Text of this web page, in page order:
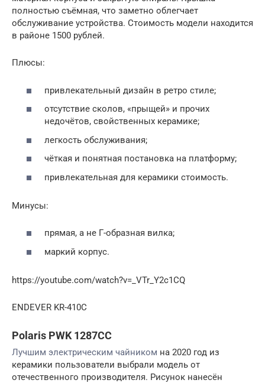
полностью съёмная, что заметно облегчает
обслуживание устройства. Стоимость модели находится
в районе 1500 рублей.
Плюсы:
привлекательный дизайн в ретро стиле;
отсутствие сколов, «прыщей» и прочих
недочётов, свойственных керамике;
легкость обслуживания;
чёткая и понятная постановка на платформу;
привлекательная для керамики стоимость.
Минусы:
прямая, а не Г-образная вилка;
маркий корпус.
https://youtube.com/watch?v=_VTr_Y2c1CQ
ENDEVER KR-410C
Polaris PWK 1287CC
Лучшим электрическим чайником на 2020 год из
керамики пользователи выбрали модель от
отечественного производителя. Рисунок нанесён